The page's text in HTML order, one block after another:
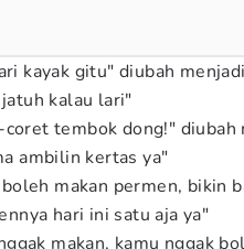
kayak gitu" diubah
kalau lari"
coret tembok dong!"
ambilin kertas ya"
makan permen, bikin
hari ini satu aja ya"
makan, kamu nggak